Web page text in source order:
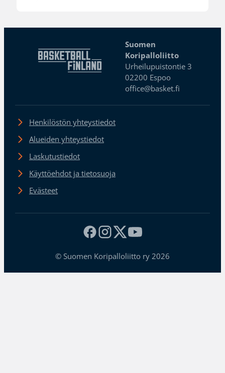
Suomen
Koripalloliitto
Urheilupuistontie 3
02200 Espoo
office@basket.fi
Henkilöstön yhteystiedot
Alueiden yhteystiedot
Laskutustiedot
Käyttöehdot ja tietosuoja
Evästeet
© Suomen Koripalloliitto ry 2026